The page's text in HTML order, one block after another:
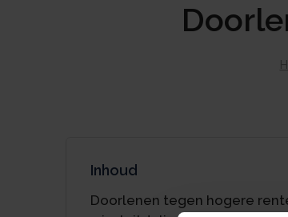
Inhoud
Doorlenen tegen hogere